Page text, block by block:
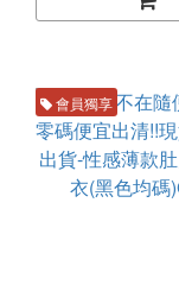
會員獨享